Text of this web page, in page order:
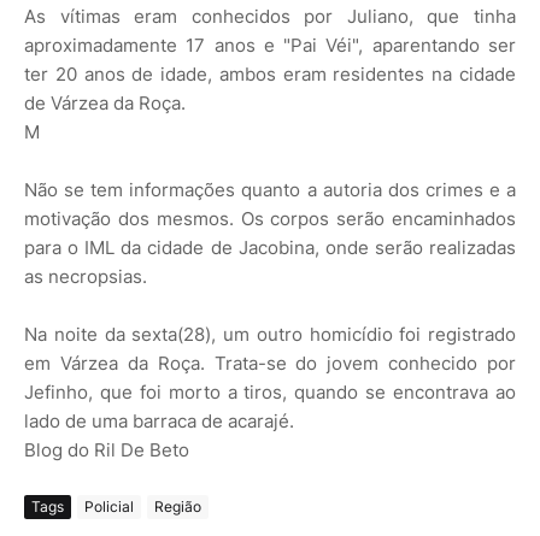
As vítimas eram conhecidos por Juliano, que tinha
aproximadamente 17 anos e "Pai Véi", aparentando ser
ter 20 anos de idade, ambos eram residentes na cidade
de Várzea da Roça.
M
Não se tem informações quanto a autoria dos crimes e a
motivação dos mesmos. Os corpos serão encaminhados
para o IML da cidade de Jacobina, onde serão realizadas
as necropsias.
Na noite da sexta(28), um outro homicídio foi registrado
em Várzea da Roça. Trata-se do jovem conhecido por
Jefinho, que foi morto a tiros, quando se encontrava ao
lado de uma barraca de acarajé.
Blog do Ril De Beto
Tags Policial Região